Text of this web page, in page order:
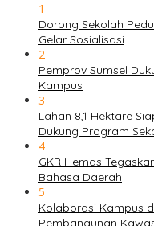
1
Dorong Sekolah
Gelar Sosialisasi
2
Pemprov Sumsel
Kampus
3
Lahan 8,1 Hektare
Dukung Program
4
GKR Hemas
Bahasa Daerah
5
Kolaborasi Kampus
Pembangunan